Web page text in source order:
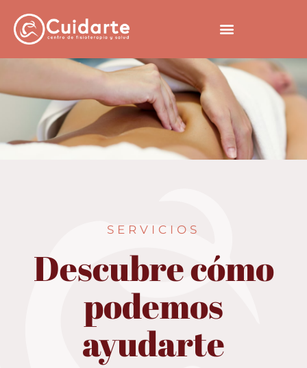
SERVICIOS
Descubre cómo
podemos
ayudarte